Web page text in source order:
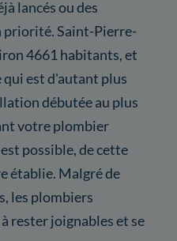
lancés ou des
priorité. Saint-Pierre-
4661 habitants, et
qui est d'autant plus
débutée au plus
votre plombier
possible, de cette
établie. Malgré de
les plombiers
rester joignables et se